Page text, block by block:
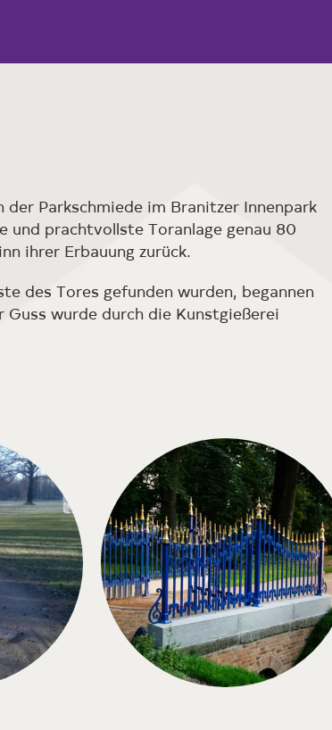
Parkschmiede im Branitzer Innenpark
und prachtvollste Toranlage genau 80
ihrer Erbauung zurück.
des Tores gefunden wurden, begannen
wurde durch die Kunstgießerei